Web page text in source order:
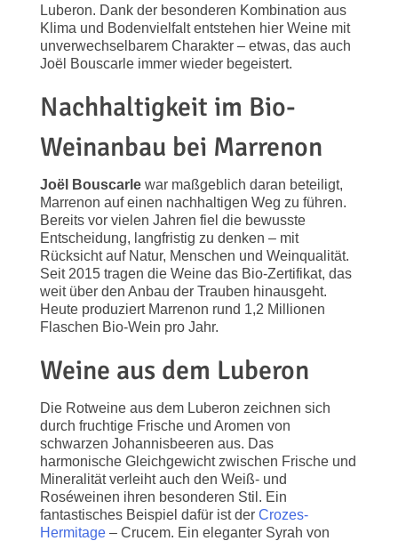
Luberon. Dank der besonderen Kombination aus
Klima und Bodenvielfalt entstehen hier Weine mit
unverwechselbarem Charakter – etwas, das auch
Joël Bouscarle immer wieder begeistert.
Nachhaltigkeit im Bio-
Weinanbau bei Marrenon
Joël Bouscarlewar maßgeblich daran beteiligt,
Marrenon auf einen nachhaltigen Weg zu führen.
Bereits vor vielen Jahren fiel die bewusste
Entscheidung, langfristig zu denken – mit
Rücksicht auf Natur, Menschen und Weinqualität.
Seit 2015 tragen die Weine das Bio-Zertifikat, das
weit über den Anbau der Trauben hinausgeht.
Heute produziert Marrenon rund 1,2 Millionen
Flaschen Bio-Wein pro Jahr.
Weine aus dem Luberon
Die Rotweine aus dem Luberon zeichnen sich
durch fruchtige Frische und Aromen von
schwarzen Johannisbeeren aus. Das
harmonische Gleichgewicht zwischen Frische und
Mineralität verleiht auch den Weiß- und
Roséweinen ihren besonderen Stil. Ein
fantastisches Beispiel dafür ist der Crozes-
Hermitage– Crucem. Ein eleganter Syrah von